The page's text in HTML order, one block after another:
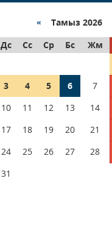
энергиясын өндіру
04 тамыз 2026 ж. 105
МЕ?
04 тамыз 2026 ж. 96
байланысты суды
« Тамыз 2026
Дс
Сс Ср Бс Жм
3
4 5 6 7
10
11 12 13 14
17
18 19 20 21
24
25 26 27 28
31